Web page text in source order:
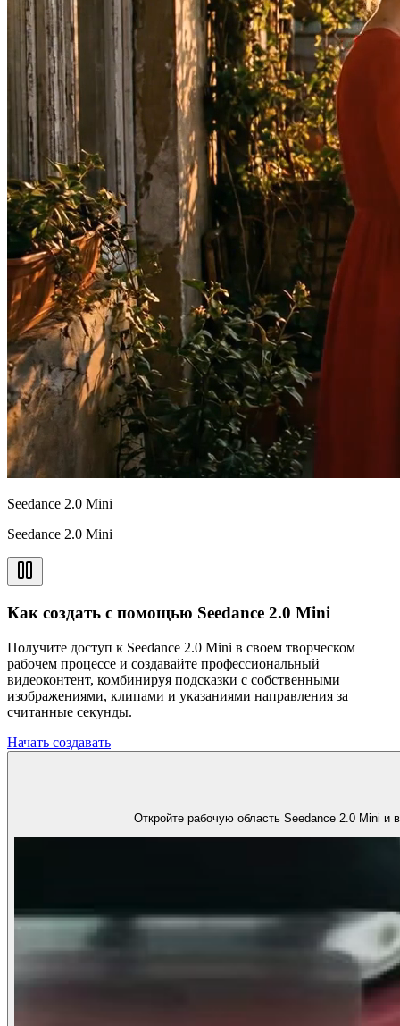
Seedance 2.0 Mini
Seedance 2.0 Mini
Как создать с помощью Seedance 2.0 Mini
Получите доступ к Seedance 2.0 Mini в своем творческом
рабочем процессе и создавайте профессиональный
видеоконтент, комбинируя подсказки с собственными
изображениями, клипами и указаниями направления за
считанные секунды.
Начать создавать
Откройте рабочую область Seedance 2.0 Mini и